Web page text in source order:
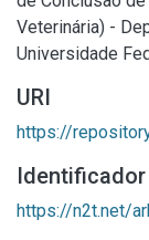
Veterinária) -
Universidade
URI
https://
Identificador
https://n2t.net/